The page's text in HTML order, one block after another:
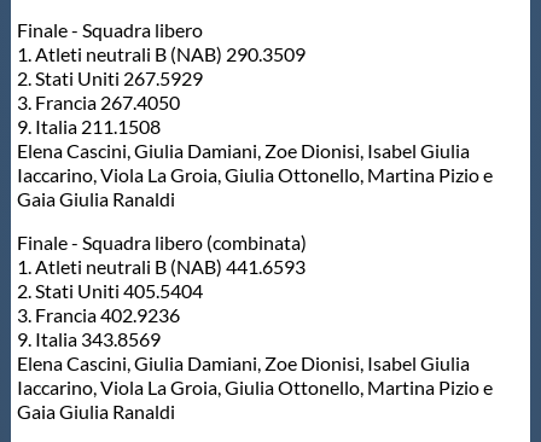
Contatti
Mappa del sito
Finale - Squadra libero
1. Atleti neutrali B (NAB) 290.3509
2. Stati Uniti 267.5929
3. Francia 267.4050
9. Italia 211.1508
Elena Cascini, Giulia Damiani, Zoe Dionisi, Isabel Giulia
Iaccarino, Viola La Groia, Giulia Ottonello, Martina Pizio e
Gaia Giulia Ranaldi
Finale - Squadra libero (combinata)
1. Atleti neutrali B (NAB) 441.6593
2. Stati Uniti 405.5404
3. Francia 402.9236
9. Italia 343.8569
Elena Cascini, Giulia Damiani, Zoe Dionisi, Isabel Giulia
Iaccarino, Viola La Groia, Giulia Ottonello, Martina Pizio e
Gaia Giulia Ranaldi